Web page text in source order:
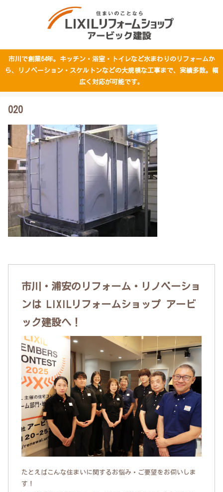
市川で創業64年。キッチン・浴室・トイレなど水まわりのリフォームか
ら、リノベーション・スケルトンなどの大規模な工事まで、実績多数。幅
広く対応が可能です。
020
市川・浦安のリフォーム・リノベーショ
ンは LIXILリフォームショップ アービ
ック建設へ！
たとえばこんな住まいに関するお悩み・ご要望をお伺いしま
す！